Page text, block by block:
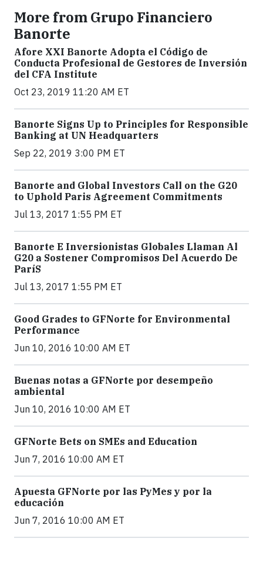
More from Grupo Financiero
Banorte
Afore XXI Banorte Adopta el Código de
Conducta Profesional de Gestores de Inversión
del CFA Institute
Oct 23, 2019 11:20 AM ET
Banorte Signs Up to Principles for Responsible
Banking at UN Headquarters
Sep 22, 2019 3:00 PM ET
Banorte and Global Investors Call on the G20
to Uphold Paris Agreement Commitments
Jul 13, 2017 1:55 PM ET
Banorte E Inversionistas Globales Llaman Al
G20 a Sostener Compromisos Del Acuerdo De
ParíS
Jul 13, 2017 1:55 PM ET
Good Grades to GFNorte for Environmental
Performance
Jun 10, 2016 10:00 AM ET
Buenas notas a GFNorte por desempeño
ambiental
Jun 10, 2016 10:00 AM ET
GFNorte Bets on SMEs and Education
Jun 7, 2016 10:00 AM ET
Apuesta GFNorte por las PyMes y por la
educación
Jun 7, 2016 10:00 AM ET